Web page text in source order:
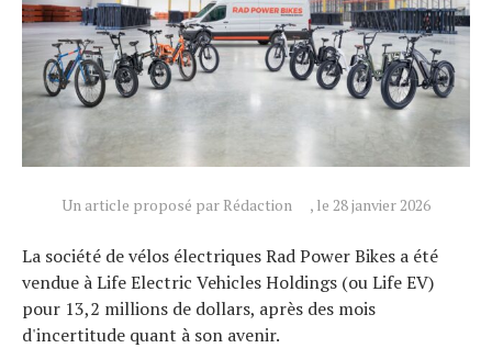
Un article proposé par Rédaction , le 28 janvier 2026
La société de vélos électriques Rad Power Bikes a été
vendue à Life Electric Vehicles Holdings (ou Life EV)
pour 13,2 millions de dollars, après des mois
d'incertitude quant à son avenir.
Actualités
Technologies
Tests de produits
Tous nos articles
À propos